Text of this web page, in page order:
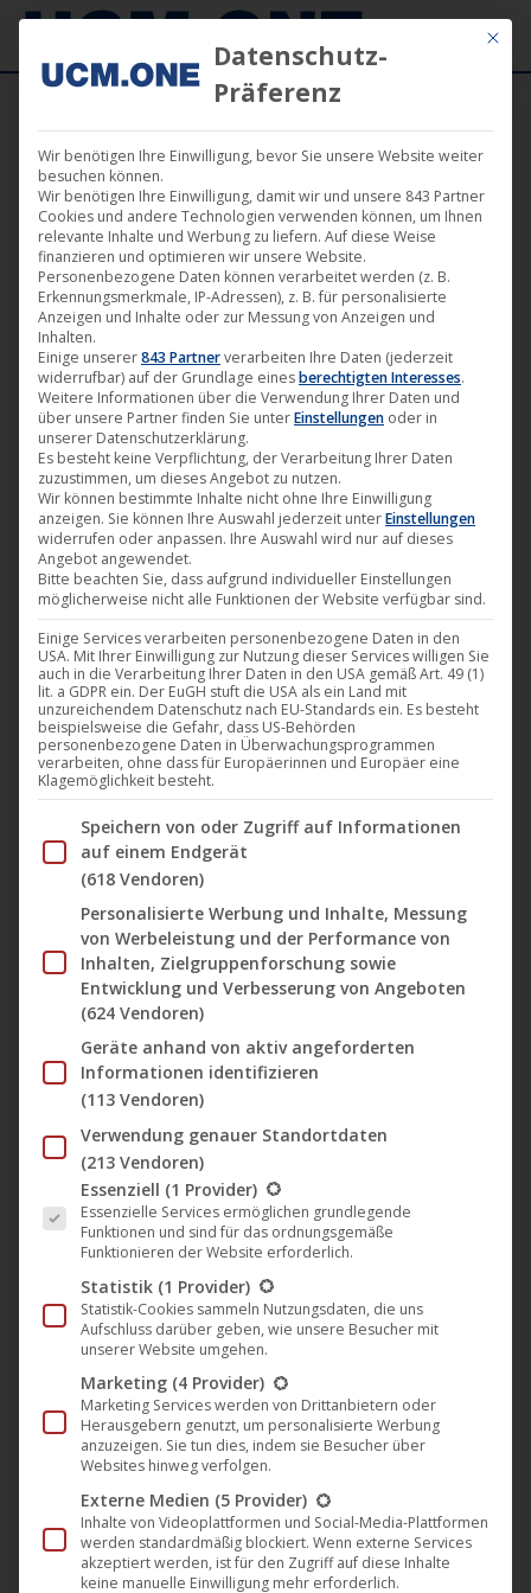
DIGITALER FILMVERTRIEB
(B2B)
WELTVERTRIEB FÜR FILME
CINENET FILMKANÄLE
(B2C)
DIGITALER MUSIKVERTRIEB
(B2B)
Vertrieb
Für die Vermarktung von Medieninhalten sind
leistungsstarke Vertriebsstrukturen entscheidend.
Während
im physischen Bereich mit mehreren
Partnerfirmen zusammenarbeitet, werden Film- und
Serienrechte im digitalen Segment schon seit Langem
eigenständig über direkte Verträge platziert. Seit 2024
UCM.ONE ihren digitalen Vertrieb (bzw. die digitale
Aggregation) auch als Dienstleistung für befreundete
Unternehmen und Mitbewerber an. Die deutsche
mit Sitz in Berlin verantwortet dabei die
B2B-Lizenzierung an Plattformen im Filmbereich sowie die
Betreuung weltweiter Firmenkunden. Ausgenommen
hiervon sind österreichische Unternehmen sowie
weltweite Privatkunden (wie Produzenten und
Rechteinhaber einzelner Filmwerke) – diese werden vom
österreichischen Team derUCM.ONEAT GmbHin Wien
betreut.
Im Musikbereich verantwortet die rechtlich eigenständige
UCM.ONEAT GmbHmit Sitz in Wien die Platzierung auf
den Musikplattformen. Technisch unterstützt wird sie
dabei von derDaredo GmbHaus Mannheim. Die
Betreuung der Labels, Künstler und Lizenzgeber decken
zwei spezialisierte Teams ab: Das deutsche Team der
Mit
Datenschutz-
Präferenz
Wir benötigen Ihre Einwilligung, bevor Sie unsere Website weiter
besuchen können.
Wir benötigen Ihre Einwilligung, damit wir und unsere 843 Partner
Cookies und andere Technologien verwenden können, um Ihnen
relevante Inhalte und Werbung zu liefern. Auf diese Weise
finanzieren und optimieren wir unsere Website.
Personenbezogene Daten können verarbeitet werden (z. B.
Erkennungsmerkmale, IP-Adressen), z. B. für personalisierte
Anzeigen und Inhalte oder zur Messung von Anzeigen und
Inhalten.
Einige unserer843 Partnerverarbeiten Ihre Daten (jederzeit
widerrufbar) auf der Grundlage einesberechtigten Interesses.
Weitere Informationen über die Verwendung Ihrer Daten und
über unsere Partner finden Sie unterEinstellungen oder in
unserer Datenschutzerklärung.
Es besteht keine Verpflichtung, der Verarbeitung Ihrer Daten
zuzustimmen, um dieses Angebot zu nutzen.
Wir können bestimmte Inhalte nicht ohne Ihre Einwilligung
anzeigen. Sie können Ihre Auswahl jederzeit unterEinstellungen
widerrufen oder anpassen. Ihre Auswahl wird nur auf dieses
Angebot angewendet.
Bitte beachten Sie, dass aufgrund individueller Einstellungen
möglicherweise nicht alle Funktionen der Website verfügbar sind.
Einige Services verarbeiten personenbezogene Daten in den
USA. Mit Ihrer Einwilligung zur Nutzung dieser Services willigen Sie
auch in die Verarbeitung Ihrer Daten in den USA gemäß Art. 49 (1)
lit. a GDPR ein. Der EuGH stuft die USA als ein Land mit
unzureichendem Datenschutz nach EU-Standards ein. Es besteht
beispielsweise die Gefahr, dass US-Behörden
personenbezogene Daten in Überwachungsprogrammen
verarbeiten, ohne dass für Europäerinnen und Europäer eine
Klagemöglichkeit besteht.
Im Folgenden finden Sie eine Liste der Zwecke des IAB
Speichern von oder Zugriff auf Informationen
auf einem Endgerät
(618 Vendoren)
Personalisierte Werbung und Inhalte, Messung
von Werbeleistung und der Performance von
Inhalten, Zielgruppenforschung sowie
Entwicklung und Verbesserung von Angeboten
(624 Vendoren)
Geräte anhand von aktiv angeforderten
Informationen identifizieren
(113 Vendoren)
Verwendung genauer Standortdaten
(213 Vendoren)
Es folgt eine Liste der Service-Gruppen, für die eine
Essenziell (1 Provider)
Essenzielle Services ermöglichen grundlegende
Funktionen und sind für das ordnungsgemäße
Funktionieren der Website erforderlich.
Statistik (1 Provider)
Statistik-Cookies sammeln Nutzungsdaten, die uns
Aufschluss darüber geben, wie unsere Besucher mit
unserer Website umgehen.
Marketing (4 Provider)
Marketing Services werden von Drittanbietern oder
Herausgebern genutzt, um personalisierte Werbung
anzuzeigen. Sie tun dies, indem sie Besucher über
Websites hinweg verfolgen.
Externe Medien (5 Provider)
Inhalte von Videoplattformen und Social-Media-Plattformen
werden standardmäßig blockiert. Wenn externe Services
akzeptiert werden, ist für den Zugriff auf diese Inhalte
keine manuelle Einwilligung mehr erforderlich.